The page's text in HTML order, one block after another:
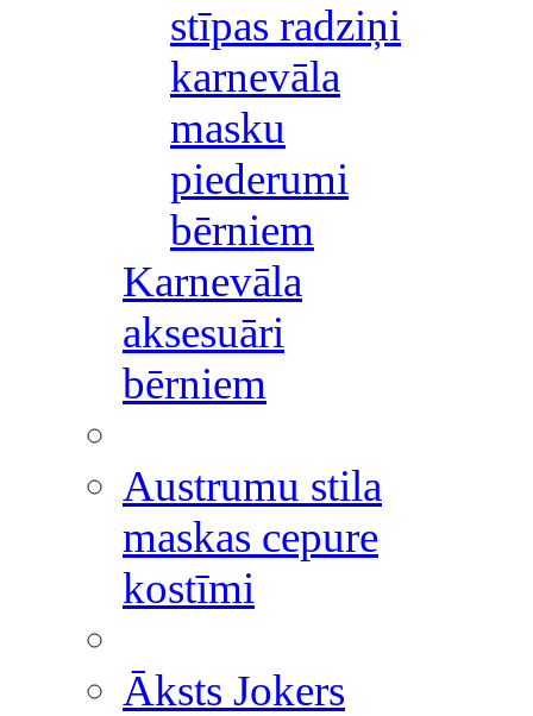
stīpas radziņi
karnevāla
masku
piederumi
bērniem
Karnevāla
aksesuāri
bērniem
Austrumu stila
maskas cepure
kostīmi
Āksts Jokers